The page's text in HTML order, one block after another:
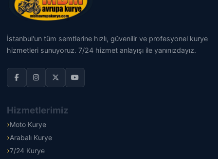
İstanbul'un tüm semtlerine hızlı, güvenilir ve profesyonel kurye
hizmetleri sunuyoruz. 7/24 hizmet anlayışı ile yanınızdayız.
Hizmetlerimiz
Moto Kurye
Arabalı Kurye
7/24 Kurye